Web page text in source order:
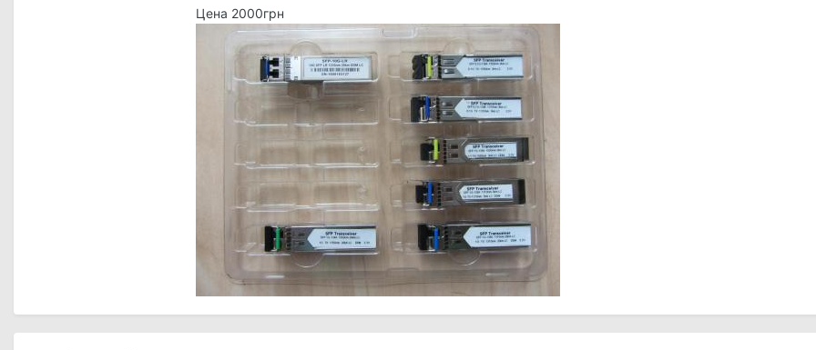
Цена 2000грн